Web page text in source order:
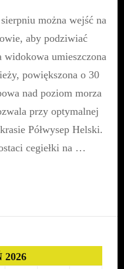
widokowa
Chłapowie
można wejść na
aby podziwiać
umieszczona
powiększona o 30
nad poziom morza
przy optymalnej
Półwysep Helski.
cegiełki na …
2026